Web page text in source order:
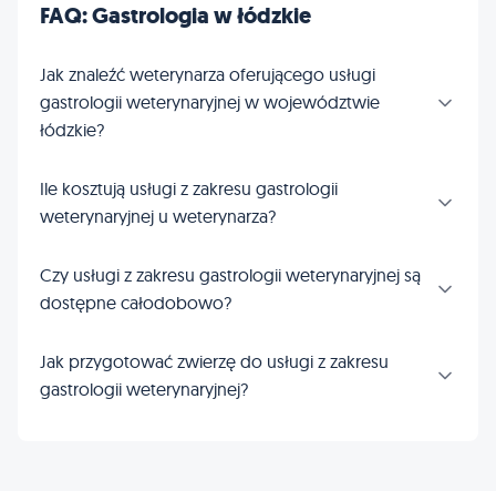
FAQ: Gastrologia w łódzkie
Jak znaleźć weterynarza oferującego usługi
gastrologii weterynaryjnej w województwie
łódzkie?
Ile kosztują usługi z zakresu gastrologii
weterynaryjnej u weterynarza?
Czy usługi z zakresu gastrologii weterynaryjnej są
dostępne całodobowo?
Jak przygotować zwierzę do usługi z zakresu
gastrologii weterynaryjnej?